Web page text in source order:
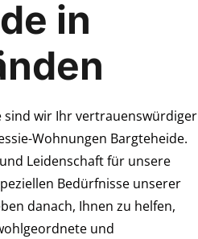
in
sind wir Ihr vertrauenswürdiger
Wohnungen Bargteheide.
Leidenschaft für unsere
Bedürfnisse unserer
danach, Ihnen zu helfen,
und